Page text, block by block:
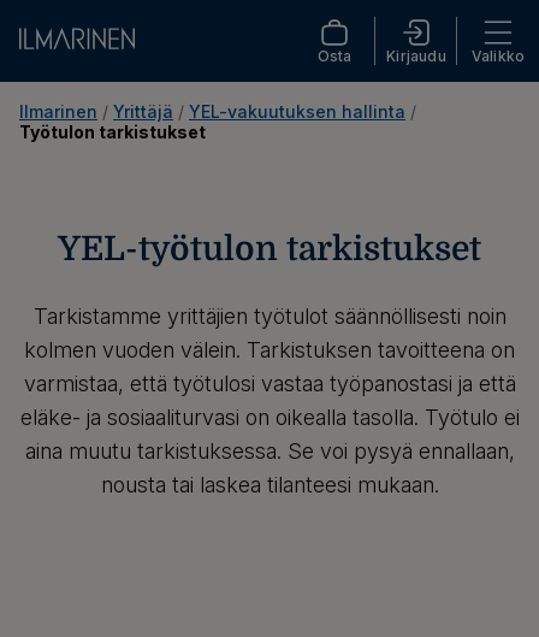
Osta Kirjaudu Valikko
Ilmarinen / Yrittäjä / YEL-vakuutuksen hallinta /
Työtulon tarkistukset
YEL-työtulon tarkistukset
Tarkistamme yrittäjien työtulot säännöllisesti noin
kolmen vuoden välein. Tarkistuksen tavoitteena on
varmistaa, että työtulosi vastaa työpanostasi ja että
eläke- ja sosiaaliturvasi on oikealla tasolla. Työtulo ei
aina muutu tarkistuksessa. Se voi pysyä ennallaan,
nousta tai laskea tilanteesi mukaan.